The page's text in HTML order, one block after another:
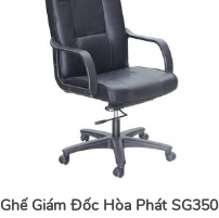
Ghế Giám Đốc Hòa Phát SG350